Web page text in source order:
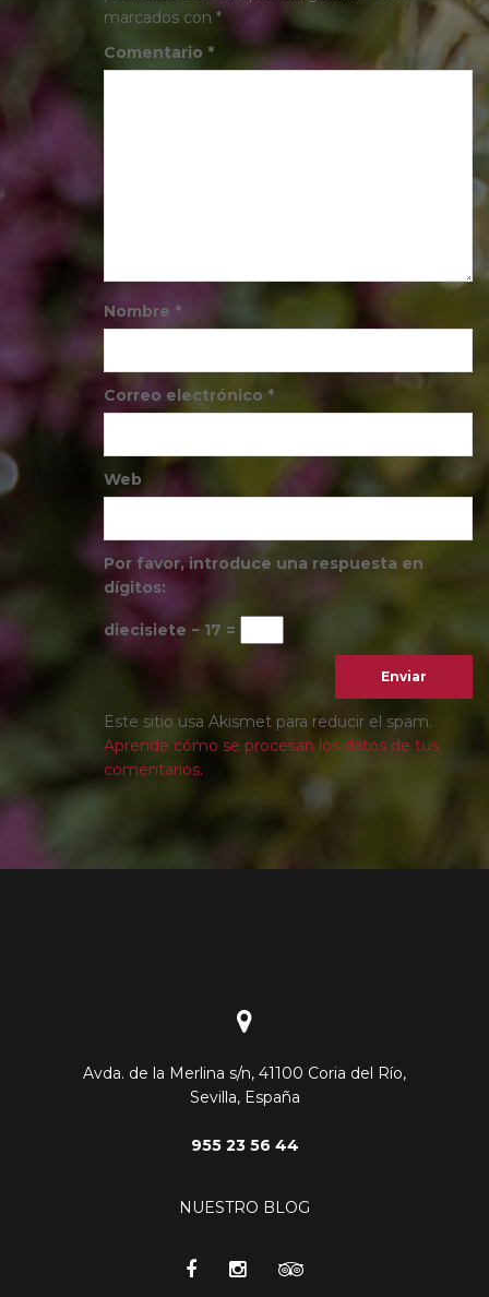
marcados con *
Comentario *
Nombre *
Correo electrónico *
Web
Por favor, introduce una respuesta en
dígitos:
diecisiete − 17 =
Este sitio usa Akismet para reducir el spam.
Aprende cómo se procesan los datos de tus
comentarios.
Avda. de la Merlina s/n, 41100 Coria del Río,
Sevilla, España
955 23 56 44
NUESTRO BLOG